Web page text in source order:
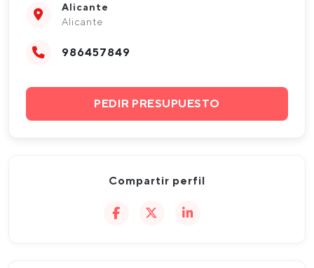
Alicante
Alicante
986457849
PEDIR PRESUPUESTO
Compartir perfil